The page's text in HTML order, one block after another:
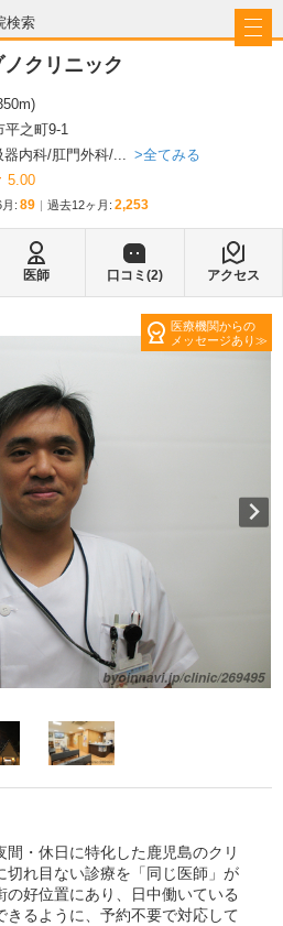
検索
クリニック
)
平之町9-1
器内科 肛門外科 ...
全てみる
5.00
: 89 過去12ヶ月: 2,253
医師 口コミ(2) アクセス
医療機関からの
メッセージあり
・休日に特化した鹿児島のクリ
切れ目ない診療を「同じ医師」が
好位置にあり、日中働いている
きるように、予約不要で対応して